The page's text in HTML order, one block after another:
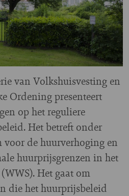
van Volkshuisvesting en
Ordening presenteert
op het reguliere
Het betreft onder
voor de huurverhoging en
huurprijsgrenzen in het
Het gaat om
die het huurprijsbeleid